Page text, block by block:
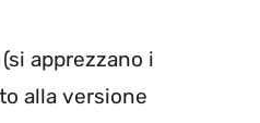
(si apprezzano i
alla versione